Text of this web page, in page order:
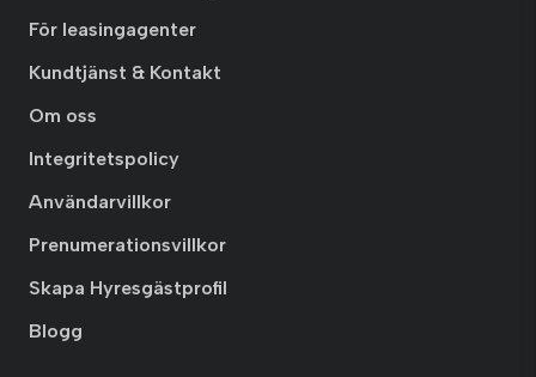
För leasingagenter
Kundtjänst & Kontakt
Om oss
Integritetspolicy
Användarvillkor
Prenumerationsvillkor
Skapa Hyresgästprofil
Blogg